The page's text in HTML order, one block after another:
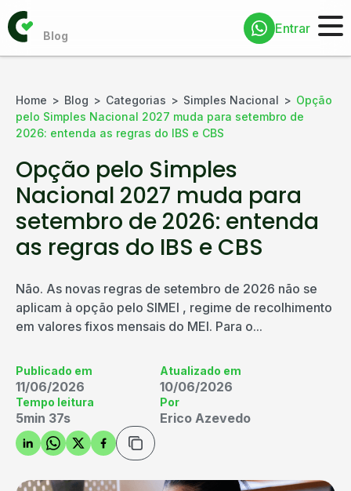
Entrar
Home Blog Categorias Simples Nacional
Opção
pelo Simples Nacional 2027 muda para setembro de
2026: entenda as regras do IBS e CBS
Opção pelo Simples
Nacional 2027 muda para
setembro de 2026: entenda
as regras do IBS e CBS
Não. As novas regras de setembro de 2026 não se
aplicam à opção pelo SIMEI , regime de recolhimento
em valores fixos mensais do MEI. Para o...
Publicado em
11/06/2026
Atualizado em
10/06/2026
Tempo leitura
5min 37s
Por
Erico Azevedo